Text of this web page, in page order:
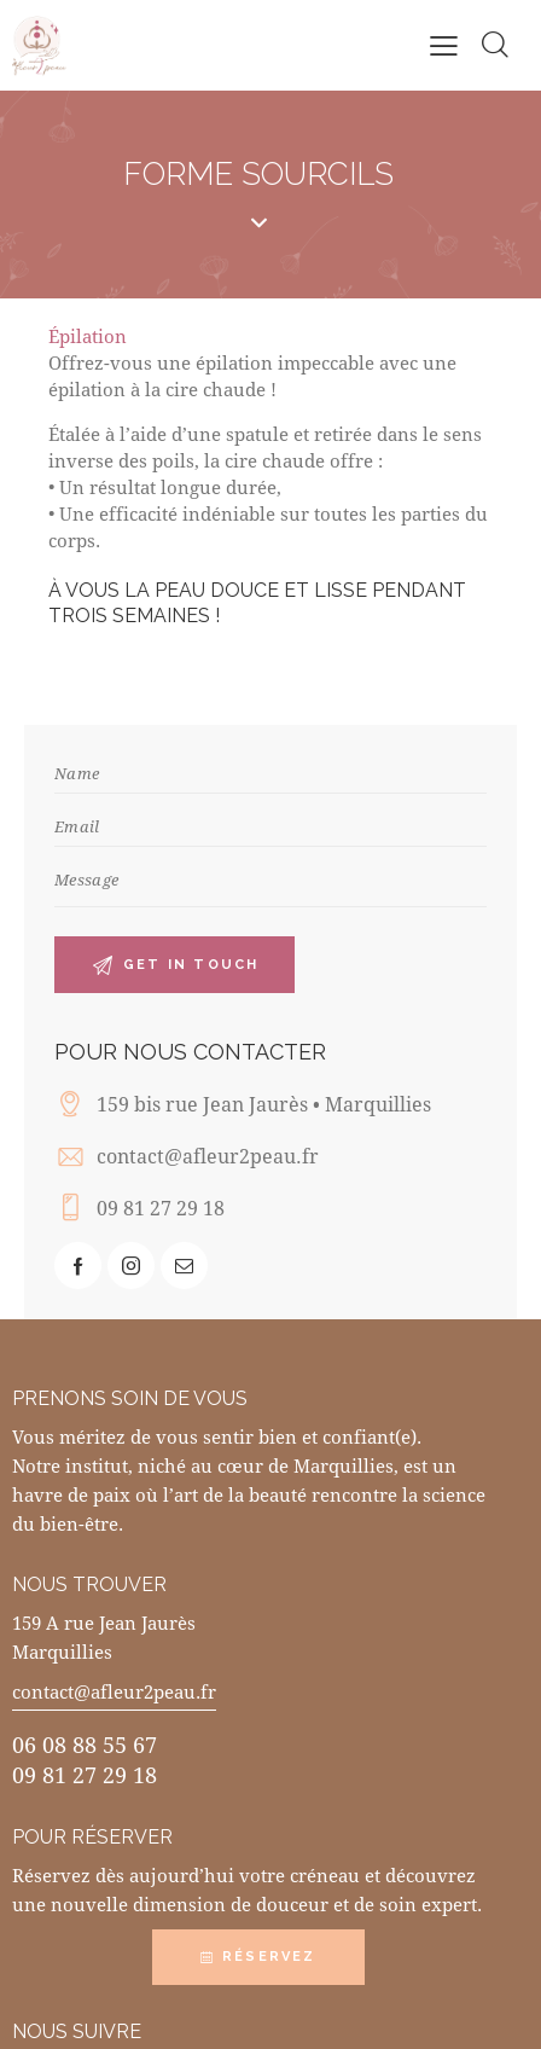
FORME SOURCILS
Épilation
Offrez-vous une épilation impeccable avec une
épilation à la cire chaude !
Étalée à l’aide d’une spatule et retirée dans le sens
inverse des poils, la cire chaude offre :
• Un résultat longue durée,
• Une efficacité indéniable sur toutes les parties du
corps.
À VOUS LA PEAU DOUCE ET LISSE PENDANT
TROIS SEMAINES !
POUR NOUS CONTACTER
159 bis rue Jean Jaurès • Marquillies
contact@afleur2peau.fr
09 81 27 29 18
PRENONS SOIN DE VOUS
Vous méritez de vous sentir bien et confiant(e).
Notre institut, niché au cœur de Marquillies, est un
havre de paix où l’art de la beauté rencontre la science
du bien-être.
NOUS TROUVER
159 A rue Jean Jaurès
Marquillies
contact@afleur2peau.fr
06 08 88 55 67
09 81 27 29 18
POUR RÉSERVER
Réservez dès aujourd’hui votre créneau et découvrez
une nouvelle dimension de douceur et de soin expert.
RÉSERVEZ
NOUS SUIVRE